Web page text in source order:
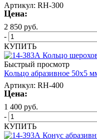
Артикул: RH-300
Цена:
2 850 руб.
-
КУПИТЬ
Быстрый просмотр
Кольцо абразивное 50х5
Артикул: RH-400
Цена:
1 400 руб.
-
КУПИТЬ